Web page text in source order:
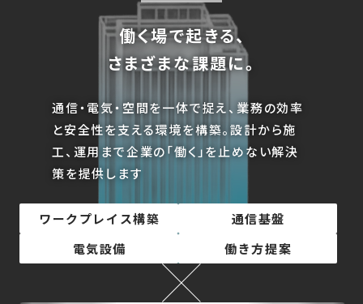
働く場で起きる、
さまざまな課題に。
通信・電気・空間を一体で捉え、業務の効率
と安全性を支える環境を構築。設計から施
工、運用まで企業の「働く」を止めない解決
策を提供します
ワークプレイス構築
通信基盤
電気設備
働き方提案